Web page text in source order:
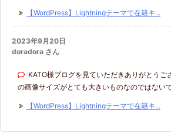
【WordPress】Lightningテーマで在籍キ...
2023年9月20日
doradora さん
KATO様ブログを見ていただきありがとうご
の画像サイズがとても大きいものなのではない
【WordPress】Lightningテーマで在籍キ...